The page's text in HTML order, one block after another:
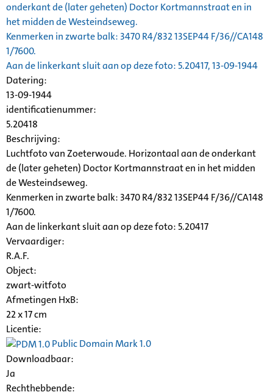
onderkant de (later geheten) Doctor Kortmannstraat en in
het midden de Westeindseweg.
Kenmerken in zwarte balk: 3470 R4/832 13SEP44 F/36//CA148
1/7600.
Aan de linkerkant sluit aan op deze foto: 5.20417, 13-09-1944
Datering:
13-09-1944
identificatienummer:
5.20418
Beschrijving:
Luchtfoto van Zoeterwoude. Horizontaal aan de onderkant
de (later geheten) Doctor Kortmannstraat en in het midden
de Westeindseweg.
Kenmerken in zwarte balk: 3470 R4/832 13SEP44 F/36//CA148
1/7600.
Aan de linkerkant sluit aan op deze foto: 5.20417
Vervaardiger:
R.A.F.
Object:
zwart-witfoto
Afmetingen HxB:
22 x 17 cm
Licentie:
Public Domain Mark 1.0
Downloadbaar:
Ja
Rechthebbende: